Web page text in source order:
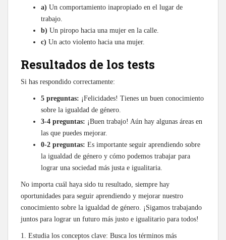
a) Un comportamiento inapropiado en el lugar de
trabajo.
b) Un piropo hacia una mujer en la calle.
c) Un acto violento hacia una mujer.
Resultados de los tests
Si has respondido correctamente:
5 preguntas: ¡Felicidades! Tienes un buen conocimiento
sobre la igualdad de género.
3-4 preguntas: ¡Buen trabajo! Aún hay algunas áreas en
las que puedes mejorar.
0-2 preguntas: Es importante seguir aprendiendo sobre
la igualdad de género y cómo podemos trabajar para
lograr una sociedad más justa e igualitaria.
No importa cuál haya sido tu resultado, siempre hay
oportunidades para seguir aprendiendo y mejorar nuestro
conocimiento sobre la igualdad de género. ¡Sigamos trabajando
juntos para lograr un futuro más justo e igualitario para todos!
1. Estudia los conceptos clave: Busca los términos más